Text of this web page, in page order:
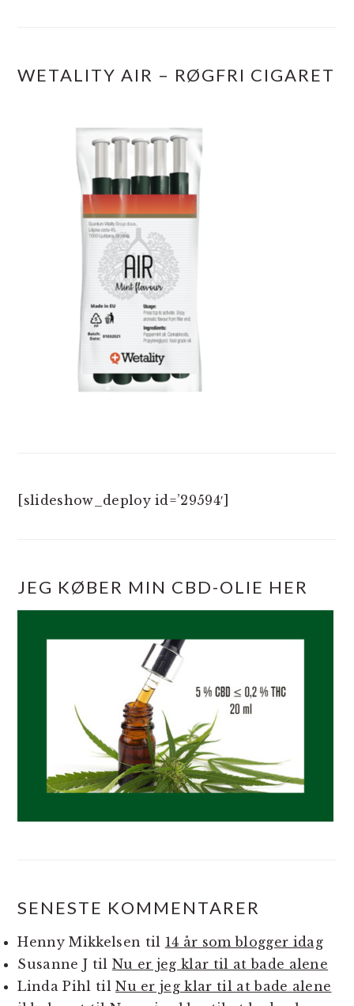
WETALITY AIR – RØGFRI CIGARET
[slideshow_deploy id=’29594′]
JEG KØBER MIN CBD-OLIE HER
SENESTE KOMMENTARER
Henny Mikkelsen til 14 år som blogger idag
Susanne J til Nu er jeg klar til at bade alene
Linda Pihl tilNu er jeg klar til at bade alene